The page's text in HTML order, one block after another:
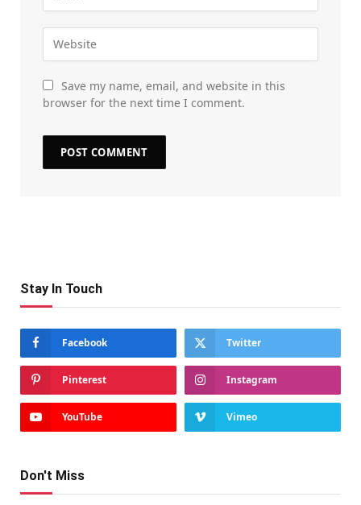
Save my name, email, and website in this
browser for the next time I comment.
Stay In Touch
Facebook Twitter
Pinterest Instagram
YouTube Vimeo
Don't Miss